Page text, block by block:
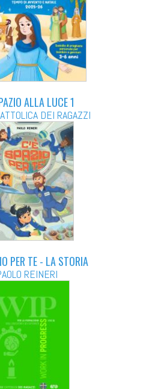
ALLA LUCE 1
DEI RAGAZZI
PER TE - LA STORIA
REINERI